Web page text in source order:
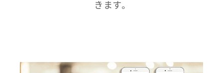
きます。